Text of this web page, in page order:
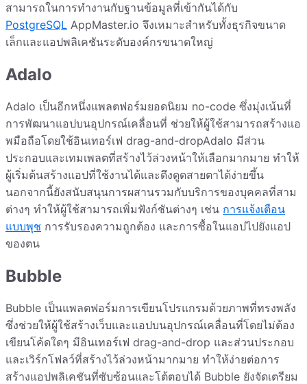
สามารถในการทำงานกับฐานข้อมูลที่เข้ากันได้กับ
PostgreSQL AppMaster.io จึงเหมาะสำหรับทั้งธุรกิจขนาด
เล็กและแอปพลิเคชันระดับองค์กรขนาดใหญ่
Adalo
Adalo เป็นอีกหนึ่งแพลตฟอร์มยอดนิยม no-code ซึ่งมุ่งเน้นที่
การพัฒนาแอปบนอุปกรณ์เคลื่อนที่ ช่วยให้ผู้ใช้สามารถสร้างแอ
พมือถือโดยใช้อินเทอร์เฟ drag-and-dropAdalo มีส่วน
ประกอบและเทมเพลตที่สร้างไว้ล่วงหน้าให้เลือกมากมาย ทำให้
ผู้เริ่มต้นสร้างแอปที่ใช้งานได้และดึงดูดสายตาได้ง่ายขึ้น
นอกจากนี้ยังสนับสนุนการผสานรวมกับบริการของบุคคลที่สาม
ต่างๆ ทำให้ผู้ใช้สามารถเพิ่มฟังก์ชันต่างๆ เช่น การแจ้งเตือน
แบบพุช การรับรองความถูกต้อง และการซื้อในแอปไปยังแอป
ของตน
Bubble
Bubble เป็นแพลตฟอร์มการเขียนโปรแกรมด้วยภาพที่ทรงพลัง
ซึ่งช่วยให้ผู้ใช้สร้างเว็บและแอปบนอุปกรณ์เคลื่อนที่โดยไม่ต้อง
เขียนโค้ดใดๆ มีอินเทอร์เฟ drag-and-drop และส่วนประกอบ
และเวิร์กโฟลว์ที่สร้างไว้ล่วงหน้ามากมาย ทำให้ง่ายต่อการ
สร้างแอปพลิเคชันที่ซับซ้อนและโต้ตอบได้ Bubble ยังจัดเตรียม